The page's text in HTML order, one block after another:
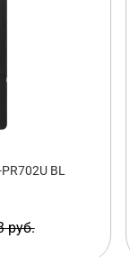
BL
руб.